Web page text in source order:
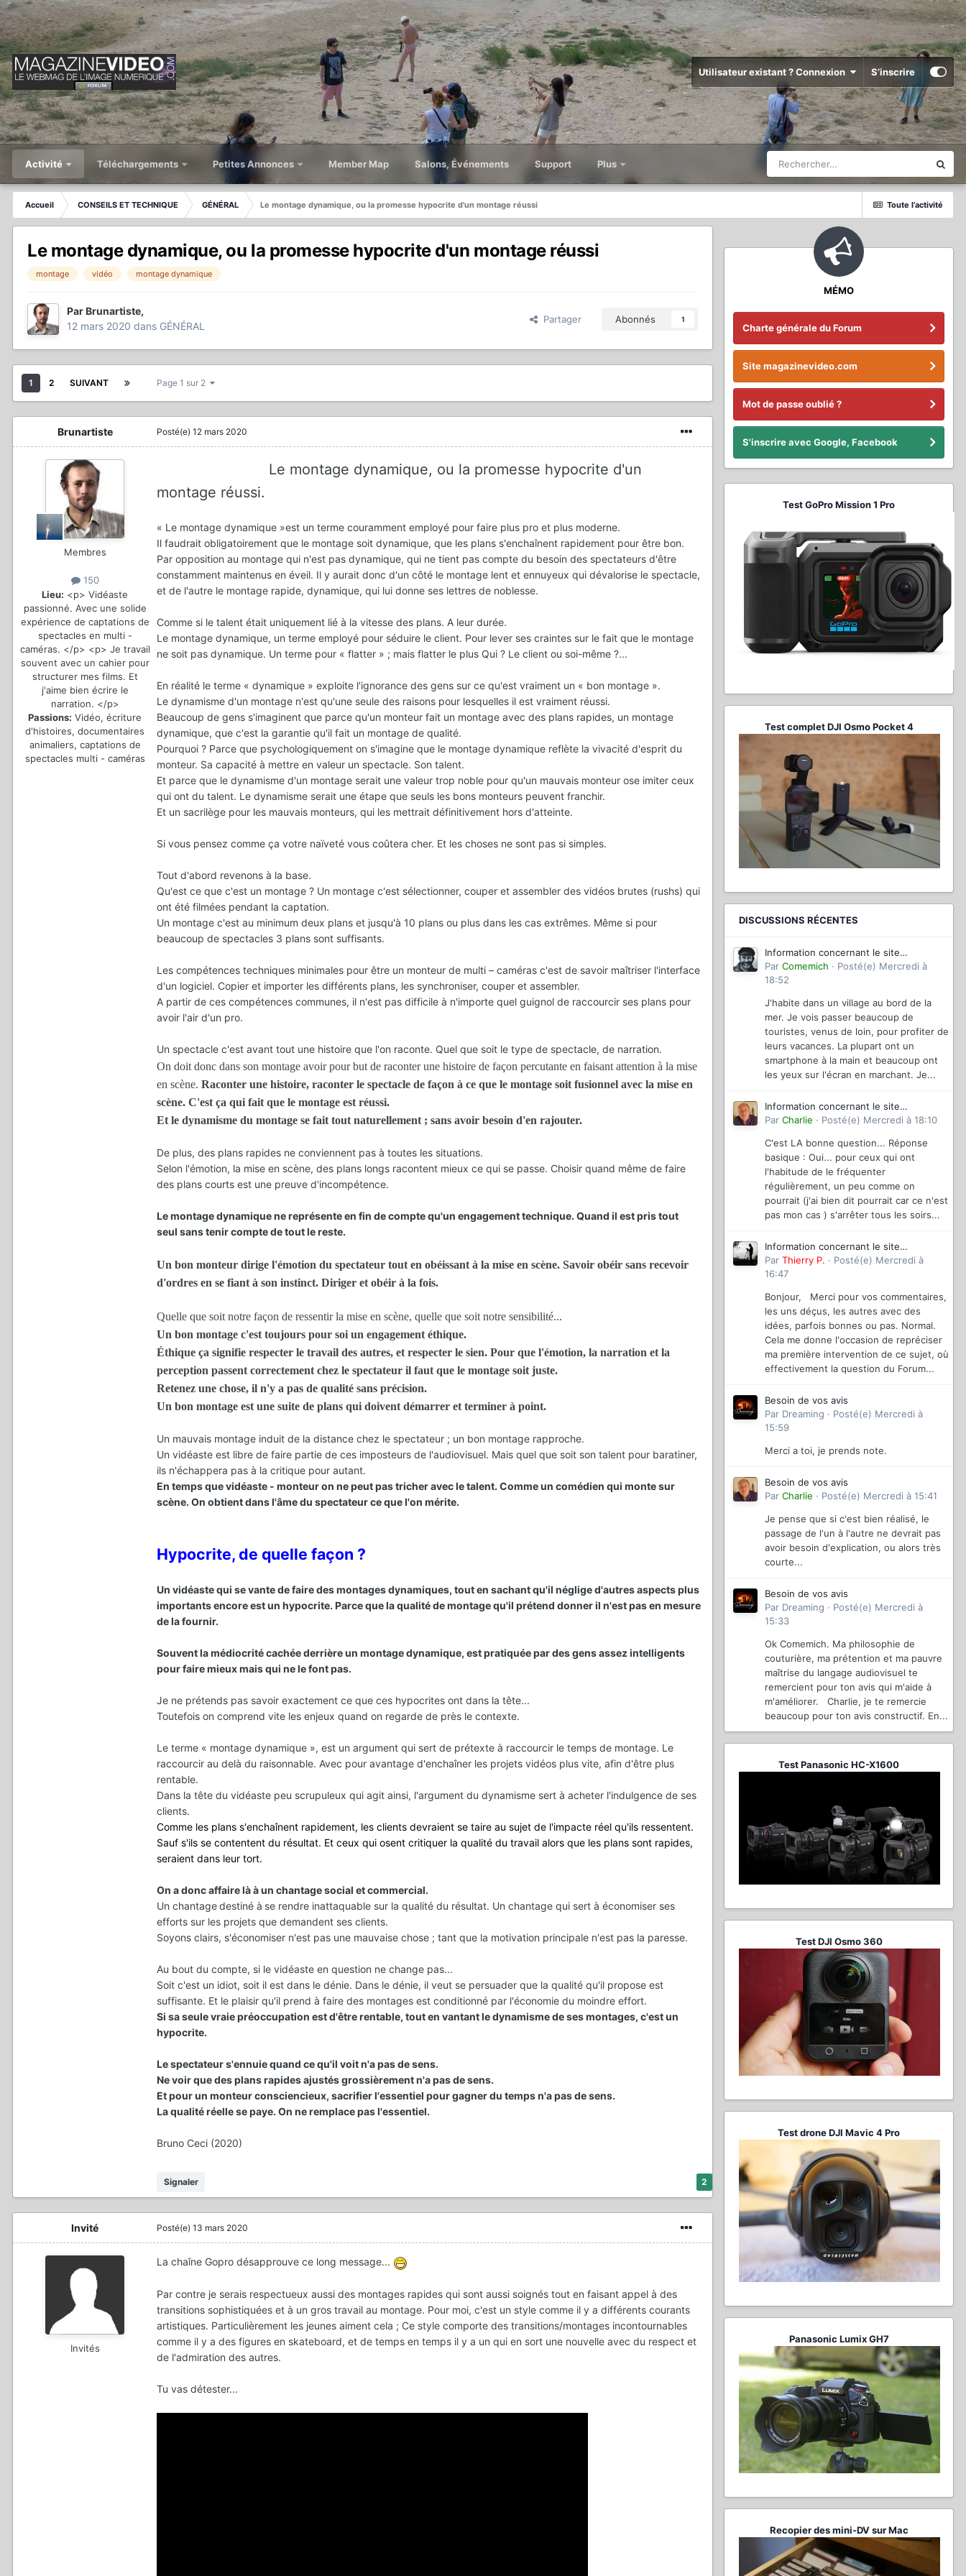
Utilisateur existant ? Connexion S’inscrire
Activité Téléchargements Petites Annonces Member Map Salons, Événements Support Plus
Toute l’activité
Accueil CONSEILS ET TECHNIQUE GÉNÉRAL Le montage dynamique, ou la promesse hypocrite d'un montage réussi
Le montage dynamique, ou la promesse hypocrite d'un montage réussi
montage vidéo montage dynamique
ParBrunartiste,
12 mars 2020 dans GÉNÉRAL
Partager Abonnés 1
1 2 SUIVANT Page 1 sur 2
Brunartiste
Membres
150
Lieu: <p> Vidéaste
passionné. Avec une solide
expérience de captations de
spectacles en multi -
caméras. </p> <p> Je travail
souvent avec un cahier pour
structurer mes films. Et
j'aime bien écrire le
narration. </p>
Passions: Vidéo, écriture
d'histoires, documentaires
animaliers, captations de
spectacles multi - caméras
Posté(e) 12 mars 2020
Le montage dynamique, ou la promesse hypocrite d'un
montage réussi.
« Le montage dynamique »est un terme couramment employé pour faire plus pro et plus moderne.
Il faudrait obligatoirement que le montage soit dynamique, que les plans s'enchaînent rapidement pour être bon.
Par opposition au montage qui n'est pas dynamique, qui ne tient pas compte du besoin des spectateurs d'être
constamment maintenus en éveil. Il y aurait donc d'un côté le montage lent et ennuyeux qui dévalorise le spectacle,
et de l'autre le montage rapide, dynamique, qui lui donne ses lettres de noblesse.
Comme si le talent était uniquement lié à la vitesse des plans. A leur durée.
Le montage dynamique, un terme employé pour séduire le client. Pour lever ses craintes sur le fait que le montage
ne soit pas dynamique. Un terme pour « flatter » ; mais flatter le plus Qui ? Le client ou soi-même ?...
En réalité le terme « dynamique » exploite l'ignorance des gens sur ce qu'est vraiment un « bon montage ».
Le dynamisme d'un montage n'est qu'une seule des raisons pour lesquelles il est vraiment réussi.
Beaucoup de gens s'imaginent que parce qu'un monteur fait un montage avec des plans rapides, un montage
dynamique, que c'est la garantie qu'il fait un montage de qualité.
Pourquoi ? Parce que psychologiquement on s'imagine que le montage dynamique reflète la vivacité d'esprit du
monteur. Sa capacité à mettre en valeur un spectacle. Son talent.
Et parce que le dynamisme d'un montage serait une valeur trop noble pour qu'un mauvais monteur ose imiter ceux
qui ont du talent. Le dynamisme serait une étape que seuls les bons monteurs peuvent franchir.
Et un sacrilège pour les mauvais monteurs, qui les mettrait définitivement hors d'atteinte.
Si vous pensez comme ça votre naïveté vous coûtera cher. Et les choses ne sont pas si simples.
Tout d'abord revenons à la base.
Qu'est ce que c'est un montage ? Un montage c'est sélectionner, couper et assembler des vidéos brutes (rushs) qui
ont été filmées pendant la captation.
Un montage c'est au minimum deux plans et jusqu'à 10 plans ou plus dans les cas extrêmes. Même si pour
beaucoup de spectacles 3 plans sont suffisants.
Les compétences techniques minimales pour être un monteur de multi – caméras c'est de savoir maîtriser l'interface
d'un logiciel. Copier et importer les différents plans, les synchroniser, couper et assembler.
A partir de ces compétences communes, il n'est pas difficile à n'importe quel guignol de raccourcir ses plans pour
avoir l'air d'un pro.
Un spectacle c'est avant tout une histoire que l'on raconte. Quel que soit le type de spectacle, de narration.
On doit donc dans son montage avoir pour but de raconter une histoire de façon percutante en faisant attention à la mise
en scène. Raconter une histoire, raconter le spectacle de façon à ce que le montage soit fusionnel avec la mise en
scène. C'est ça qui fait que le montage est réussi.
Et le dynamisme du montage se fait tout naturellement ; sans avoir besoin d'en rajouter.
De plus, des plans rapides ne conviennent pas à toutes les situations.
Selon l'émotion, la mise en scène, des plans longs racontent mieux ce qui se passe. Choisir quand même de faire
des plans courts est une preuve d'incompétence.
Le montage dynamique ne représente en fin de compte qu'un engagement technique. Quand il est pris tout
seul sans tenir compte de tout le reste.
Un bon monteur dirige l'émotion du spectateur tout en obéissant à la mise en scène. Savoir obéir sans recevoir
d'ordres en se fiant à son instinct. Diriger et obéir à la fois.
Quelle que soit notre façon de ressentir la mise en scène, quelle que soit notre sensibilité...
Un bon montage c'est toujours pour soi un engagement éthique.
Éthique ça signifie respecter le travail des autres, et respecter le sien. Pour que l'émotion, la narration et la
perception passent correctement chez le spectateur il faut que le montage soit juste.
Retenez une chose, il n'y a pas de qualité sans précision.
Un bon montage est une suite de plans qui doivent démarrer et terminer à point.
Un mauvais montage induit de la distance chez le spectateur ; un bon montage rapproche.
Un vidéaste est libre de faire partie de ces imposteurs de l'audiovisuel. Mais quel que soit son talent pour baratiner,
ils n'échappera pas à la critique pour autant.
En temps que vidéaste - monteur on ne peut pas tricher avec le talent. Comme un comédien qui monte sur
scène. On obtient dans l'âme du spectateur ce que l'on mérite.
Hypocrite, de quelle façon ?
Un vidéaste qui se vante de faire des montages dynamiques, tout en sachant qu'il néglige d'autres aspects plus
importants encore est un hypocrite. Parce que la qualité de montage qu'il prétend donner il n'est pas en mesure
de la fournir.
Souvent la médiocrité cachée derrière un montage dynamique, est pratiquée par des gens assez intelligents
pour faire mieux mais qui ne le font pas.
Je ne prétends pas savoir exactement ce que ces hypocrites ont dans la tête...
Toutefois on comprend vite les enjeux quand on regarde de près le contexte.
Le terme « montage dynamique », est un argument qui sert de prétexte à raccourcir le temps de montage. Le
raccourcir au delà du raisonnable. Avec pour avantage d'enchaîner les projets vidéos plus vite, afin d'être plus
rentable.
Dans la tête du vidéaste peu scrupuleux qui agit ainsi, l'argument du dynamisme sert à acheter l'indulgence de ses
clients.
Comme les plans s'enchaînent rapidement, les clients devraient se taire au sujet de l'impacte réel qu'ils ressentent.
Sauf s'ils se contentent du résultat. Et ceux qui osent critiquer la qualité du travail alors que les plans sont rapides,
seraient dans leur tort.
On a donc affaire là à un chantage social et commercial.
Un chantagedestiné à se rendre inattaquable sur la qualité du résultat. Un chantage qui sert à économiser ses
efforts sur les projets que demandent ses clients.
Soyons clairs, s'économiser n'est pas une mauvaise chose ; tant que la motivation principale n'est pas la paresse.
Au bout du compte, si le vidéaste en question ne change pas...
Soit c'est un idiot, soit il est dans le dénie. Dans le dénie, il veut se persuader que la qualité qu'il propose est
suffisante. Et le plaisir qu'il prend à faire des montages est conditionné par l'économie du moindre effort.
Si sa seule vraie préoccupation est d'être rentable, tout en vantant le dynamisme de ses montages, c'est un
hypocrite.
Le spectateur s'ennuie quand ce qu'il voit n'a pas de sens.
Ne voir que des plans rapides ajustés grossièrement n'a pas de sens.
Et pour un monteur consciencieux, sacrifier l'essentiel pour gagner du temps n'a pas de sens.
La qualité réelle se paye. On ne remplace pas l'essentiel.
Bruno Ceci (2020)
2
Signaler
Invité
Invités
Posté(e) 13 mars 2020
La chaîne Gopro désapprouve ce long message...
Par contre je serais respectueux aussi des montages rapides qui sont aussi soignés tout en faisant appel à des
transitions sophistiquées et à un gros travail au montage. Pour moi, c'est un style comme il y a différents courants
artistiques. Particulièrement les jeunes aiment cela ; Ce style comporte des transitions/montages incontournables
comme il y a des figures en skateboard, et de temps en temps il y a un qui en sort une nouvelle avec du respect et
de l'admiration des autres.
Tu vas détester...
MÉMO
Charte générale du Forum
Site magazinevideo.com
Mot de passe oublié ?
S'inscrire avec Google, Facebook
Test GoPro Mission 1 Pro
Test complet DJI Osmo Pocket 4
DISCUSSIONS RÉCENTES
Information concernant le site
magazinevideo
Par Comemich · Posté(e) Mercredi à
18:52
J'habite dans un village au bord de la
mer. Je vois passer beaucoup de
touristes, venus de loin, pour profiter de
leurs vacances. La plupart ont un
smartphone à la main et beaucoup ont
les yeux sur l'écran en marchant. Je...
Information concernant le site
magazinevideo
Par Charlie · Posté(e) Mercredi à 18:10
C'est LA bonne question... Réponse
basique : Oui... pour ceux qui ont
l'habitude de le fréquenter
régulièrement, un peu comme on
pourrait (j'ai bien dit pourrait car ce n'est
pas mon cas ) s'arrêter tous les soirs...
Information concernant le site
magazinevideo
Par Thierry P. · Posté(e) Mercredi à
16:47
Bonjour, Merci pour vos commentaires,
les uns déçus, les autres avec des
idées, parfois bonnes ou pas. Normal.
Cela me donne l'occasion de repréciser
ma première intervention de ce sujet, où
effectivement la question du Forum...
Besoin de vos avis
Par Dreaming · Posté(e) Mercredi à
15:59
Merci a toi, je prends note.
Besoin de vos avis
Par Charlie · Posté(e) Mercredi à 15:41
Je pense que si c'est bien réalisé, le
passage de l'un à l'autre ne devrait pas
avoir besoin d'explication, ou alors très
courte...
Besoin de vos avis
Par Dreaming · Posté(e) Mercredi à
15:33
Ok Comemich. Ma philosophie de
couturière, ma prétention et ma pauvre
maîtrise du langage audiovisuel te
remercient pour ton avis qui m'aide à
m'améliorer. Charlie, je te remercie
beaucoup pour ton avis constructif. En...
Test Panasonic HC-X1600
Test DJI Osmo 360
Test drone DJI Mavic 4 Pro
Panasonic Lumix GH7
Recopier des mini-DV sur Mac